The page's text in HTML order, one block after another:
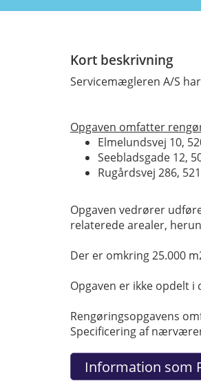
Kort beskrivning
Servicemægleren A/S
Opgaven omfatter
Elmelundsvej 10,
Seebladsgade 12,
Rugårdsvej 286,
Opgaven vedrører
relaterede arealer,
Der er omkring 25.000
Opgaven er ikke opdelt i
Rengøringsopgavens
Specificering af